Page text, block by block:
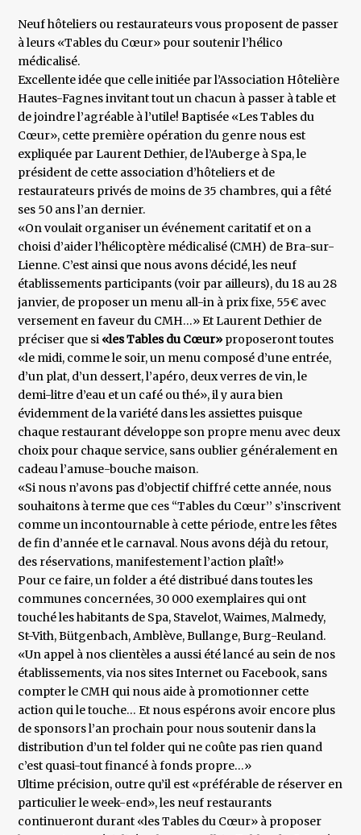
Neuf hôteliers ou restaurateurs vous proposent de passer
à leurs «Tables du Cœur» pour soutenir l’hélico
médicalisé.
Excellente idée que celle initiée par l’Association Hôtelière
Hautes-Fagnes invitant tout un chacun à passer à table et
de joindre l’agréable à l’utile! Baptisée «Les Tables du
Cœur», cette première opération du genre nous est
expliquée par Laurent Dethier, de l’Auberge à Spa, le
président de cette association d’hôteliers et de
restaurateurs privés de moins de 35 chambres, qui a fêté
ses 50 ans l’an dernier.
«On voulait organiser un événement caritatif et on a
choisi d’aider l’hélicoptère médicalisé (CMH) de Bra-sur-
Lienne. C’est ainsi que nous avons décidé, les neuf
établissements participants (voir par ailleurs), du 18 au 28
janvier, de proposer un menu all-in à prix fixe, 55€ avec
versement en faveur du CMH…» Et Laurent Dethier de
préciser que si «les Tables du Cœur» proposeront toutes
«le midi, comme le soir, un menu composé d’une entrée,
d’un plat, d’un dessert, l’apéro, deux verres de vin, le
demi-litre d’eau et un café ou thé», il y aura bien
évidemment de la variété dans les assiettes puisque
chaque restaurant développe son propre menu avec deux
choix pour chaque service, sans oublier généralement en
cadeau l’amuse-bouche maison.
«Si nous n’avons pas d’objectif chiffré cette année, nous
souhaitons à terme que ces ‘‘Tables du Cœur’’ s’inscrivent
comme un incontournable à cette période, entre les fêtes
de fin d’année et le carnaval. Nous avons déjà du retour,
des réservations, manifestement l’action plaît!»
Pour ce faire, un folder a été distribué dans toutes les
communes concernées, 30 000 exemplaires qui ont
touché les habitants de Spa, Stavelot, Waimes, Malmedy,
St-Vith, Bütgenbach, Amblève, Bullange, Burg-Reuland.
«Un appel à nos clientèles a aussi été lancé au sein de nos
établissements, via nos sites Internet ou Facebook, sans
compter le CMH qui nous aide à promotionner cette
action qui le touche… Et nous espérons avoir encore plus
de sponsors l’an prochain pour nous soutenir dans la
distribution d’un tel folder qui ne coûte pas rien quand
c’est quasi-tout financé à fonds propre…»
Ultime précision, outre qu’il est «préférable de réserver en
particulier le week-end», les neuf restaurants
continueront durant «les Tables du Cœur» à proposer